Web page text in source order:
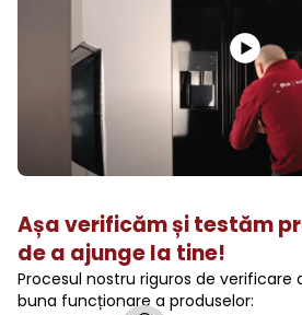
Așa verificăm și testăm
de a ajunge la tine!
Procesul nostru riguros de verificare
buna funcționare a produselor: